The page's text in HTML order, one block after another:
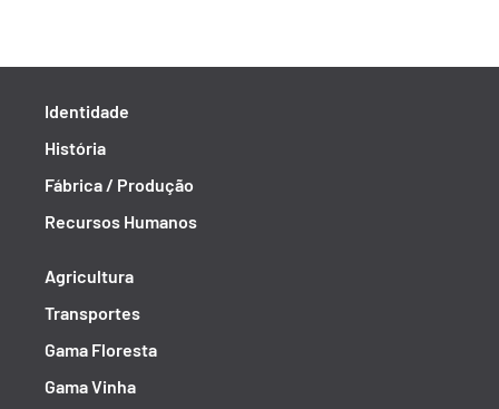
Identidade
História
Fábrica / Produção
Recursos Humanos
Agricultura
Transportes
Gama Floresta
Gama Vinha